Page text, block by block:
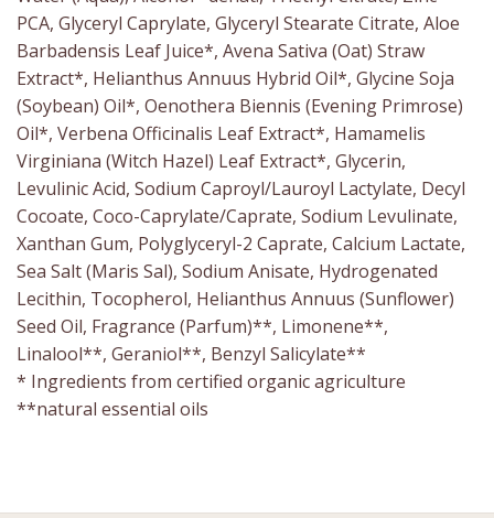
PCA, Glyceryl Caprylate, Glyceryl Stearate Citrate, Aloe
Barbadensis Leaf Juice*, Avena Sativa (Oat) Straw
Extract*, Helianthus Annuus Hybrid Oil*, Glycine Soja
(Soybean) Oil*, Oenothera Biennis (Evening Primrose)
Oil*, Verbena Officinalis Leaf Extract*, Hamamelis
Virginiana (Witch Hazel) Leaf Extract*, Glycerin,
Levulinic Acid, Sodium Caproyl/Lauroyl Lactylate, Decyl
Cocoate, Coco-Caprylate/Caprate, Sodium Levulinate,
Xanthan Gum, Polyglyceryl-2 Caprate, Calcium Lactate,
Sea Salt (Maris Sal), Sodium Anisate, Hydrogenated
Lecithin, Tocopherol, Helianthus Annuus (Sunflower)
Seed Oil, Fragrance (Parfum)**, Limonene**,
Linalool**, Geraniol**, Benzyl Salicylate**
* Ingredients from certified organic agriculture
**natural essential oils